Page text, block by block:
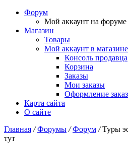
Форум
Мой аккаунт на форуме
Магазин
Товары
Мой аккаунт в магазине
Консоль продавца
Корзина
Заказы
Мои заказы
Оформление
Карта сайта
О сайте
Главная / Форумы / Форум / Туры
тут